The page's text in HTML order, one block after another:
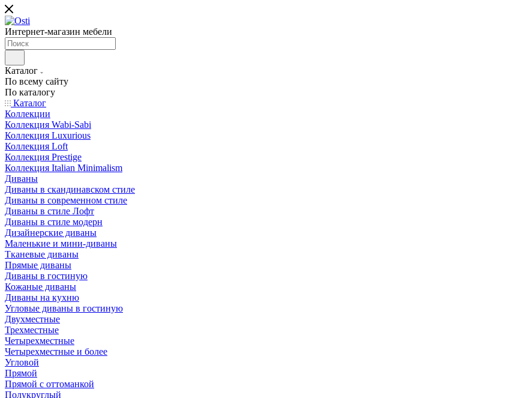
Интернет-магазин мебели
Каталог
По всему сайту
По каталогу
Каталог
Коллекции
Коллекция Wabi-Sabi
Коллекция Luxurious
Коллекция Loft
Коллекция Prestige
Коллекция Italian Minimalism
Диваны
Диваны в скандинавском стиле
Диваны в современном стиле
Диваны в стиле Лофт
Диваны в стиле модерн
Дизайнерские диваны
Маленькие и мини-диваны
Тканевые диваны
Прямые диваны
Диваны в гостиную
Кожаные диваны
Диваны на кухню
Угловые диваны в гостиную
Двухместные
Трехместные
Четырехместные
Четырехместные и более
Угловой
Прямой
Прямой с оттоманкой
Полукруглый